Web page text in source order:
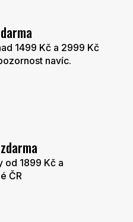
1499 Kč a 2999 Kč
navíc.
od 1899 Kč a
ČR